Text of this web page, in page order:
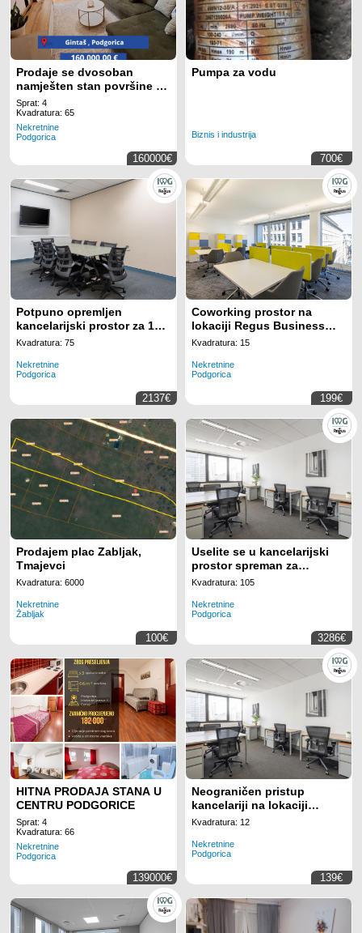
Prodaje se dvosoban
namješten stan površine 65
m!
Sprat: 4
Kvadratura: 65
Nekretnine
Podgorica
160000€
Pumpa za vodu
Biznis i industrija
700€
Potpuno opremljen
kancelarijski prostor za 10
radnih mjesta na lokaciji
Montenegro
Kvadratura: 75
Nekretnine
Podgorica
2137€
Coworking prostor na
lokaciji Regus Business
Tower Montenegro
Kvadratura: 15
Nekretnine
Podgorica
199€
Prodajem plac Zabljak,
Tmajevci
Kvadratura: 6000
Nekretnine
Žabljak
100€
Uselite se u kancelarijski
prostor spreman za
korišćenje za 15 radnih
Business Tower
Montenegro
Kvadratura: 105
Nekretnine
Podgorica
3286€
HITNA PRODAJA STANA U
CENTRU PODGORICE
Sprat: 4
Kvadratura: 66
Nekretnine
Podgorica
139000€
Neograničen pristup
kancelariji na lokaciji
Regus Business Tower
Kvadratura: 12
Nekretnine
Podgorica
139€